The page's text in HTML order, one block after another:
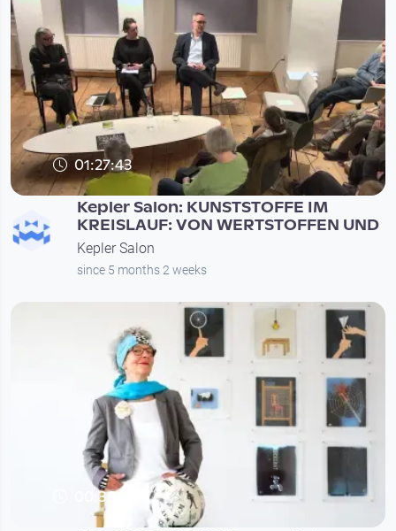
01:27:43
Kepler Salon: KUNSTSTOFFE IM
KREISLAUF: VON WERTSTOFFEN UND
Kepler Salon
since 5 months 2 weeks
00:39:37